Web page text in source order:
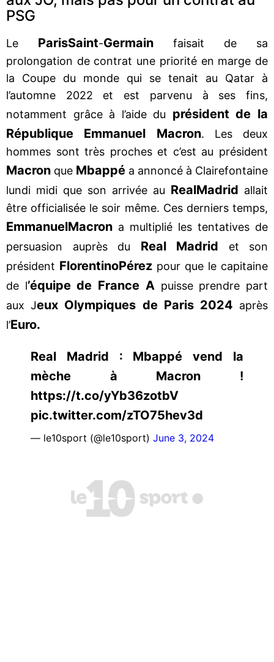
PSG
Le ParisSaint-Germain faisait de sa
prolongation de contrat une priorité en marge de
la Coupe du monde qui se tenait au Qatar à
l’automne 2022 et est parvenu à ses fins,
notamment grâce à l’aide du président de la
République Emmanuel Macron. Les deux
hommes sont très proches et c’est au président
Macron que Mbappé a annoncé à Clairefontaine
lundi midi que son arrivée au RealMadrid allait
être officialisée le soir même. Ces derniers temps,
EmmanuelMacron a multiplié les tentatives de
persuasion auprès du Real Madrid et son
président FlorentinoPérez pour que le capitaine
de l’équipe de France A puisse prendre part
aux Jeux Olympiques de Paris 2024 après
l’Euro.
Real Madrid : Mbappé vend la
mèche à Macron !
https://t.co/yYb36zotbV
pic.twitter.com/zTO75hev3d
— le10sport (@le10sport) June 3, 2024